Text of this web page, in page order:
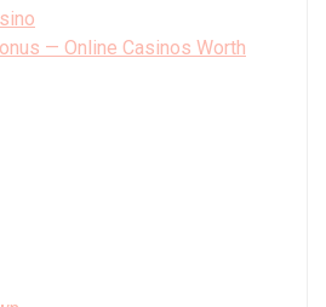
— Online Casinos Worth